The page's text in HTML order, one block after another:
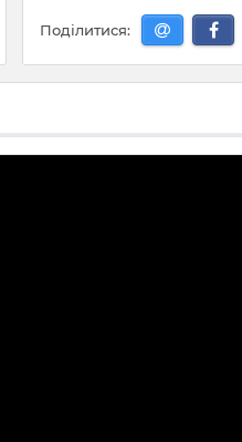
Поділитися: